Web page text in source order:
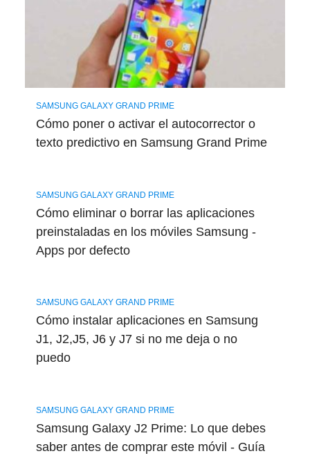
SAMSUNG GALAXY GRAND PRIME
Cómo poner o activar el autocorrector o
texto predictivo en Samsung Grand Prime
SAMSUNG GALAXY GRAND PRIME
Cómo eliminar o borrar las aplicaciones
preinstaladas en los móviles Samsung -
Apps por defecto
SAMSUNG GALAXY GRAND PRIME
Cómo instalar aplicaciones en Samsung
J1, J2,J5, J6 y J7 si no me deja o no
puedo
SAMSUNG GALAXY GRAND PRIME
Samsung Galaxy J2 Prime: Lo que debes
saber antes de comprar este móvil - Guía